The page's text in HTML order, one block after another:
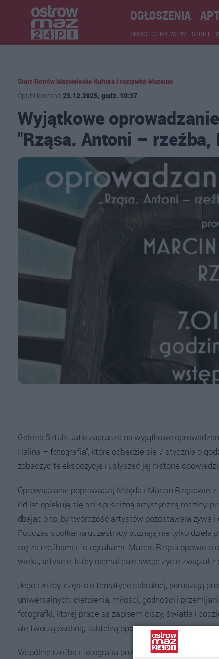
OGŁOSZENIA
SMOG CENY PALIW SPORT
Start Ostrów Mazowiecka Kultura i rozrywka Muzeum
Opublikowano 23.12.2025, godz. 10:37
Wyjątkowe
"Rząsa. Antoni –
Galeria Sztuki Jatki zaprasza na wyjątkowe
Halina – fotografia”, które odbędzie się 7 stycznia o
zobaczyć tę ekspozycję i usłyszeć jej historię
Oprowadzanie poprowadzą Magda i Marcin Rząsowie
Od lat opiekują się oni spuścizną artystyczną rodziny,
dbając o to, by twórczość artystów pozostawała żywa i
Podczas spotkania uczestnicy poznają nie tylko
się za rzeźbami i fotografiami. Marcin Rząsa opowie o
wieku, artyście, który niemal całe swoje życie związał z
Jego rzeźby, często o tematyce sakralnej, poruszają
uniwersalnych: cierpienia, miłości, godności i
fotografki, której prace są zapisem ciszy, światła i
ale tworzą osobną, subtelną opowieść o domu, relacji i
Wspólnie rzeźba i fotografia prowadzą dialog, który